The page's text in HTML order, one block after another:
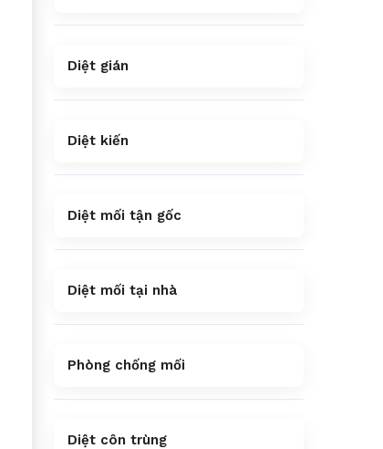
Diệt gián
Diệt kiến
Diệt mối tận gốc
Diệt mối tại nhà
Phòng chống mối
Diệt côn trùng